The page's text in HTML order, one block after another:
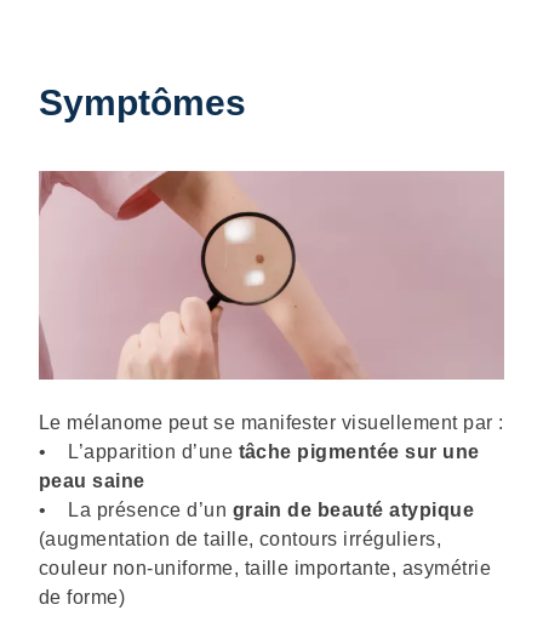
Symptômes
Description
Le mélanome peut se manifester visuellement par :
• L’apparition d’une tâche pigmentée sur une
peau saine
• La présence d’un grain de beauté atypique
(augmentation de taille, contours irréguliers,
couleur non-uniforme, taille importante, asymétrie
de forme)